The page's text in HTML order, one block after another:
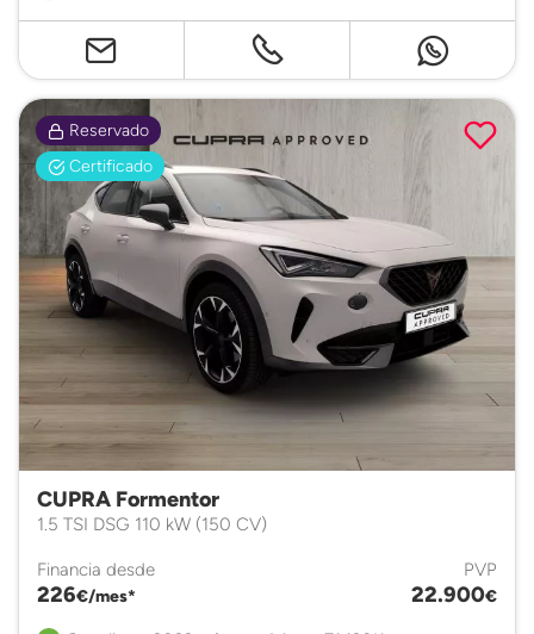
Reservado
Certificado
CUPRA Formentor
1.5 TSI DSG 110 kW (150 CV)
Financia desde
226€/mes*
PVP
22.900€